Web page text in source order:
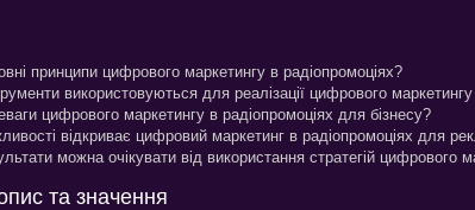
принципи цифрового маркетингу в радіопромоціях?
використовуються для реалізації цифрового
цифрового маркетингу в радіопромоціях для бізнесу?
відкриває цифровий маркетинг в радіопромоціях для
можна очікувати від використання стратегій цифрового
та значення